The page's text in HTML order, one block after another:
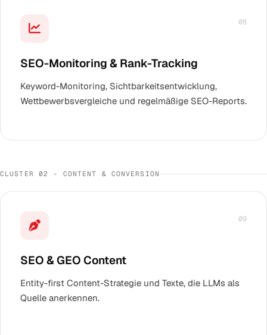
08
SEO-Monitoring & Rank-Tracking
Keyword-Monitoring, Sichtbarkeitsentwicklung,
Wettbewerbsvergleiche und regelmäßige SEO-Reports.
CLUSTER 02 - CONTENT & CONVERSION
09
SEO & GEO Content
Entity-first Content-Strategie und Texte, die LLMs als
Quelle anerkennen.